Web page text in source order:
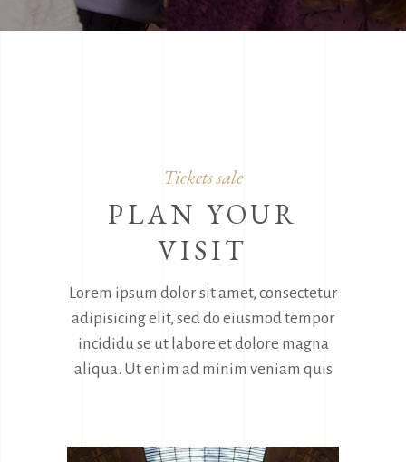
Tickets sale
PLAN YOUR
VISIT
Lorem ipsum dolor sit amet, consectetur
adipisicing elit, sed do eiusmod tempor
incididu se ut labore et dolore magna
aliqua. Ut enim ad minim veniam quis